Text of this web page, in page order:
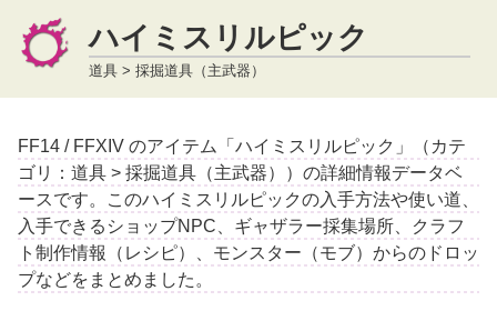
ハイミスリルピック
道具 > 採掘道具（主武器）
FF14 / FFXIV のアイテム「ハイミスリルピック」（カテ
ゴリ：道具 > 採掘道具（主武器））の詳細情報データベ
ースです。このハイミスリルピックの入手方法や使い道、
入手できるショップNPC、ギャザラー採集場所、クラフ
ト制作情報（レシピ）、モンスター（モブ）からのドロッ
プなどをまとめました。